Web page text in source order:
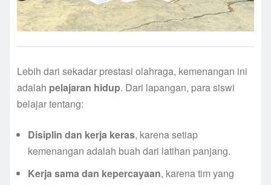
Lebih dari sekadar prestasi olahraga, kemenangan ini
adalah pelajaran hidup. Dari lapangan, para siswi
belajar tentang:
Disiplin dan kerja keras, karena setiap
kemenangan adalah buah dari latihan panjang.
Kerja sama dan kepercayaan, karena tim yang